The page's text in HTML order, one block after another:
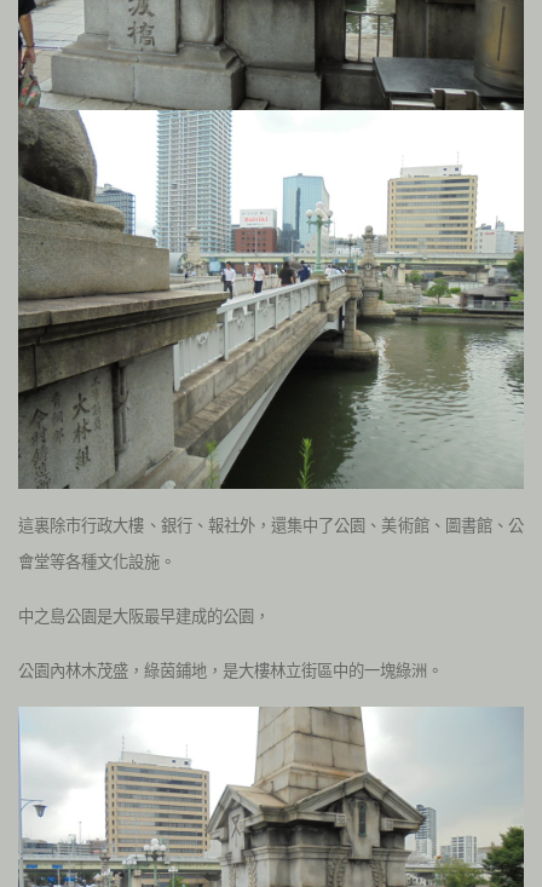
這裏除市行政大樓、銀行、報社外，還集中了公園、美術館、圖書館、公
會堂等各種文化設施。
中之島公園是大阪最早建成的公園，
公園內林木茂盛，綠茵鋪地，是大樓林立街區中的一塊綠洲。